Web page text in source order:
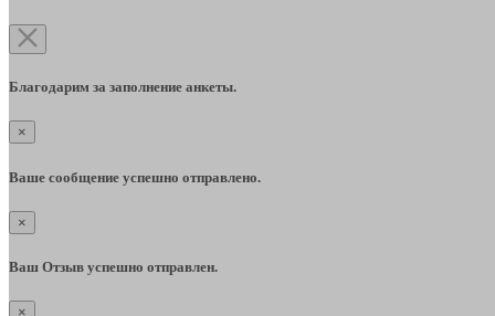
Благодарим за заполнение анкеты.
×
Ваше сообщение успешно отправлено.
×
Ваш Отзыв успешно отправлен.
×